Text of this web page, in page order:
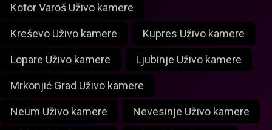
Kotor Varoš Uživo kamere
Kreševo Uživo kamere Kupres Uživo kamere
Lopare Uživo kamere Ljubinje Uživo kamere
Mrkonjić Grad Uživo kamere
Neum Uživo kamere Nevesinje Uživo kamere